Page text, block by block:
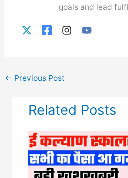
goals and lead
← Previous Post
Related Posts